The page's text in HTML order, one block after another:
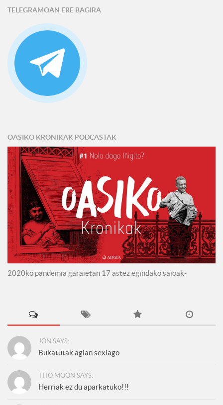
TELEGRAMOAN ERE BAGIRA
OASIKO KRONIKAK PODCASTAK
2020ko pandemia garaietan 17 astez egindako saioak-
JON SAYS:
Bukatutak agian sexiago
TITO MOON SAYS:
Herriak ez du aparkatuko!!!